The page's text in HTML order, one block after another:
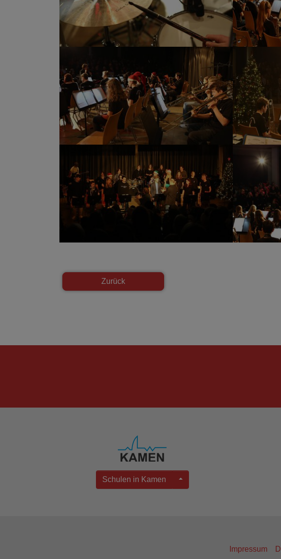
Zurück
Schulen in Kamen
Impressum